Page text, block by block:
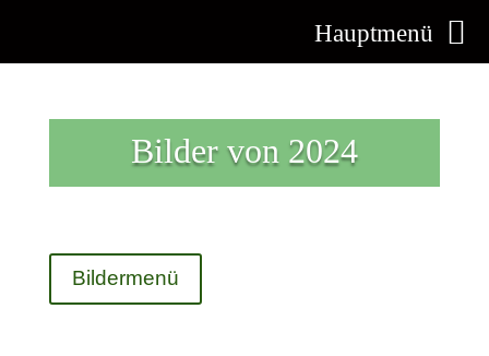
Bilder von 2024
Bildermenü
Hauptmenü